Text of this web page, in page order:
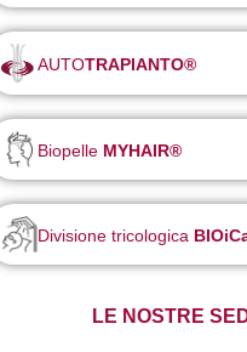
AUTOTRAPIANTO®
Biopelle MYHAIR®
Divisione tricologica
LE NOSTRE